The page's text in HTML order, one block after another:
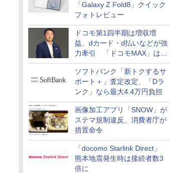
「Galaxy Z Fold8」クイック
フォトレビュー
ドコモ第1四半期は増収増
益、dカード・d払いなどが強
力牽引 「ドコモMAX」は
400万契約突破
ソフトバンク「新トクするサ
ポート＋」査定改定、「Dラ
ンク」なら最大4.4万円負担
画像加工アプリ「SNOW」が
ステマ規制違反、消費者庁が
措置命令
「docomo Starlink Direct」
熊本地震発生時は接続者数3
倍に